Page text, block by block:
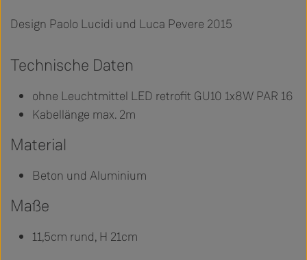
Design Paolo Lucidi und Luca Pevere 2015
Technische Daten
ohne Leuchtmittel LED retrofit GU10 1x8W PAR 16
Kabellänge max. 2m
Material
Beton und Aluminium
Maße
11,5cm rund, H 21cm